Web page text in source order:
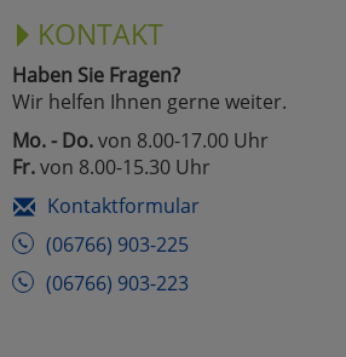
KONTAKT
Haben Sie Fragen?
Wir helfen Ihnen gerne weiter.
Mo. - Do.von 8.00-17.00 Uhr
Fr.von 8.00-15.30 Uhr
Kontaktformular
(06766) 903-225
(06766) 903-223